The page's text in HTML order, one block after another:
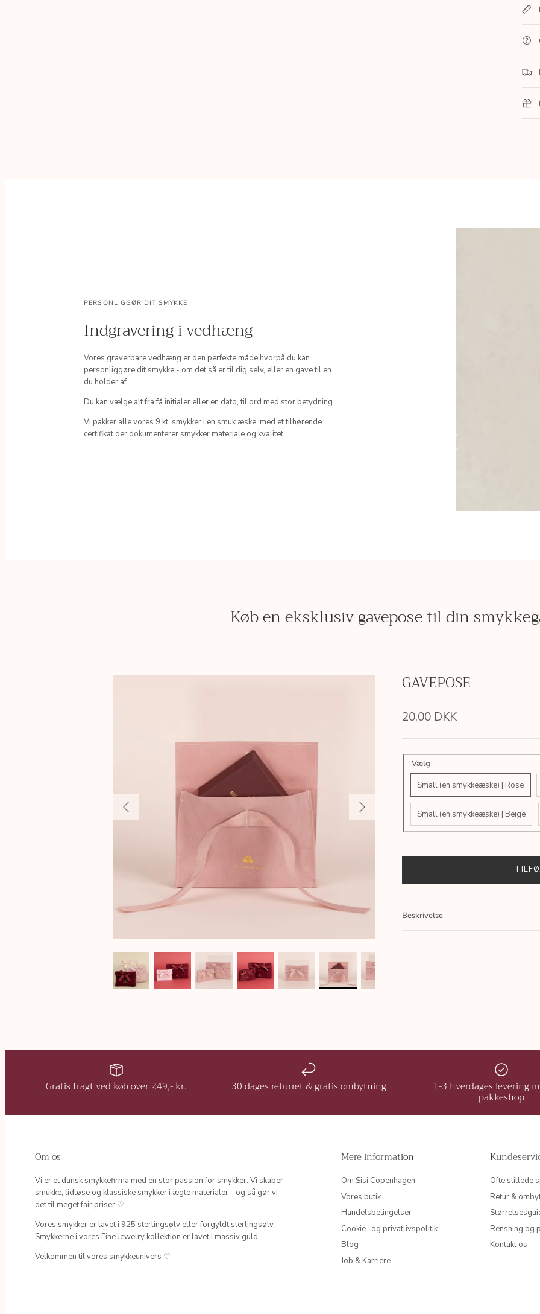
PERSONLIGGØR DIT SMYKKE
Indgravering i vedhæng
Vores graverbare vedhæng er den perfekte måde hvorpå du kan
personliggøre dit smykke - om det så er til dig selv, eller en gave til en
du holder af.
Du kan vælge alt fra få initialer eller en dato, til ord med stor betydning.
Vi pakker alle vores 9 kt. smykker i en smuk æske, med et tilhørende
certifikat der dokumenterer smykker materiale og kvalitet.
Køb en eksklusiv gavepose til din
GAVEPOSE
20,00 DKK
Vælg
Small (en smykkeæske) | Rose
Small (en smykkeæske) | Beige
Beskrivelse
Gratis fragt ved køb over 249,- kr. 30 dages returret & gratis ombytning 1-3 hverdages levering
pakkeshop
Om os
Vi er et dansk smykkefirma med en stor passion for smykker. Vi skaber
smukke, tidløse og klassiske smykker i ægte materialer - og så gør vi
det til meget fair priser ♡
Vores smykker er lavet i 925 sterlingsølv eller forgyldt sterlingsølv.
Smykkerne i vores Fine Jewelry kollektion er lavet i massiv guld.
Velkommen til vores smykkeunivers ♡
Mere information
Om Sisi Copenhagen
Vores butik
Handelsbetingelser
Cookie- og privatlivspolitik
Blog
Job & Karriere
Ofte stillede
Retur &
Rensning og
Kontakt os